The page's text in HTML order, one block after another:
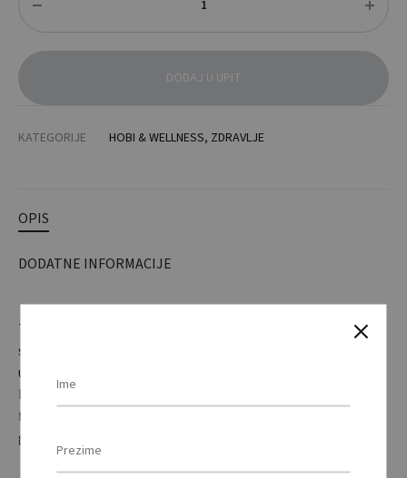
DODAJ U UPIT
KATEGORIJE HOBI & WELLNESS, ZDRAVLJE
OPIS
DODATNE INFORMACIJE
Teglica sa medom od divljeg cvijeća (50g). Uključuje
sjemenke cvijeća medonosnih pčela, tako da u vrtu možete
uzgajati svoje cvijeće koje će privući pčele. Proizvedeno u
EU. / Wildflower honey jar (50g). It includes honey bee
flower seeds, so you can grow your own flowers in the
garden that will attract bees. Made in EU.